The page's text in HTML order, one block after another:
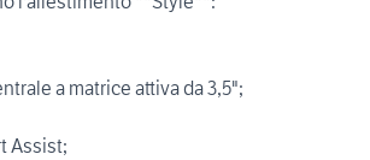
a matrice attiva da 3,5";
Assist;